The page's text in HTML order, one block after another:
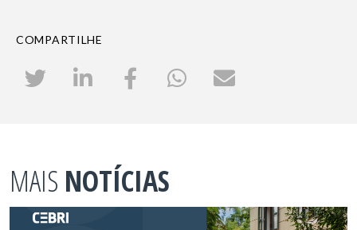
COMPARTILHE
MAIS NOTÍCIAS